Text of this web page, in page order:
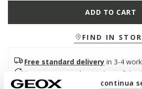
continua
ADD TO CART
FIND IN
Free standard delivery in 3-4
Free returns
within 30 days of the